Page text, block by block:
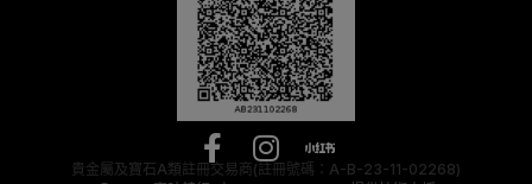
貴金屬及寶石A類註冊交易商(註冊號碼：A-B-23-11-02268)